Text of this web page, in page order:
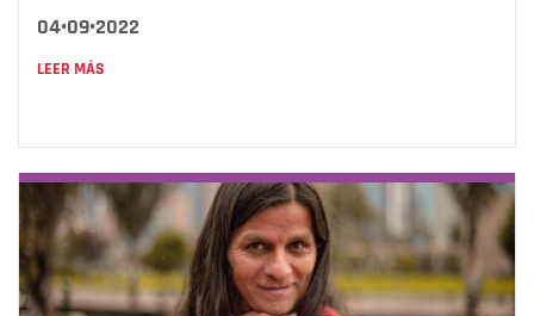
04•09•2022
LEER MÁS